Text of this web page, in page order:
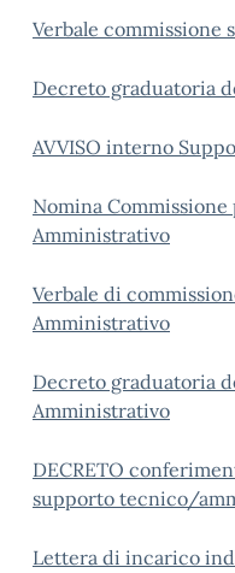
Verbale commissione
Decreto graduatoria
AVVISO interno
Nomina
Amministrativo
Verbale di
Amministrativo
Decreto graduatoria
Amministrativo
DECRETO
supporto tecnico/
Lettera di incarico